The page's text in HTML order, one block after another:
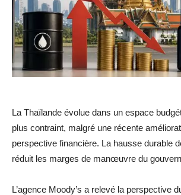
La Thaïlande évolue dans un espace
plus contraint, malgré une récente
perspective financière. La hausse durable
réduit les marges de manœuvre du
L’agence Moody’s a relevé la perspective